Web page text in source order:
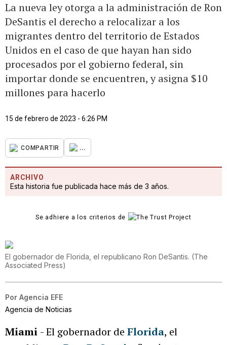
La nueva ley otorga a la administración de Ron
DeSantis el derecho a relocalizar a los
migrantes dentro del territorio de Estados
Unidos en el caso de que hayan han sido
procesados por el gobierno federal, sin
importar donde se encuentren, y asigna $10
millones para hacerlo
15 de febrero de 2023 - 6:26 PM
COMPARTIR ...
ARCHIVO
Esta historia fue publicada hace más de 3 años.
Se adhiere a los criterios de
El gobernador de Florida, el republicano Ron DeSantis. (The
Associated Press)
Por Agencia EFE
Agencia de Noticias
Miami - El gobernador de Florida, el